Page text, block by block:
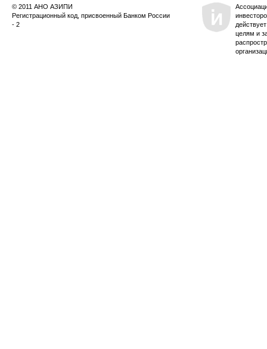
© 2011 АНО АЗИПИ
Регистрационный код, присвоенный Банком России
- 2
целям и